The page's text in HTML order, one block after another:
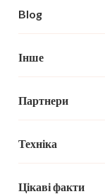
Blog
Інше
Партнери
Техніка
Цікаві факти